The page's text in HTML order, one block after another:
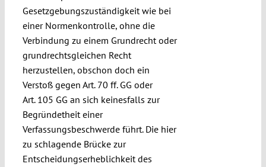
Gesetzgebungszuständigkeit wie bei
einer Normenkontrolle, ohne die
Verbindung zu einem Grundrecht oder
grundrechtsgleichen Recht
herzustellen, obschon doch ein
Verstoß gegen Art. 70 ff. GG oder
Art. 105 GG an sich keinesfalls zur
Begründetheit einer
Verfassungsbeschwerde führt. Die hier
zu schlagende Brücke zur
Entscheidungserheblichkeit des